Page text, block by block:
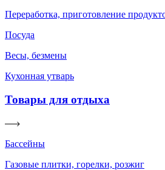
Переработка, приготовление
Посуда
Весы, безмены
Кухонная утварь
Товары для отдыха
Бассейны
Газовые плитки, горелки, розжиг